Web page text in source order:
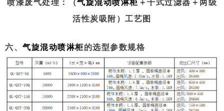
喷漆废气处理：（气旋混动喷淋柜 ＋干式过滤器＋两级
活性炭吸附）工艺图
六、 气旋混动喷淋柜的选型参数规格